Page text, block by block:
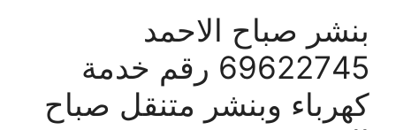
بنشر صباح الاحمد
69622745 رقم خدمة
كهرباء وبنشر متنقل صباح